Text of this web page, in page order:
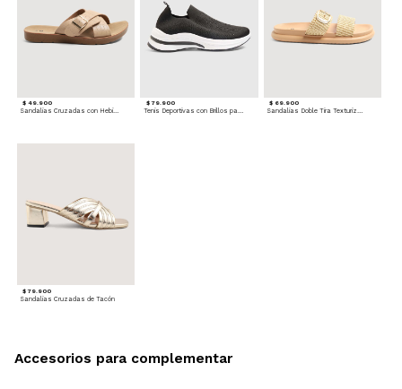
$ 49.900
Sandalias Cruzadas con Hebilla
$ 79.900
Tenis Deportivas con Brillos para mujer
$ 69.900
Sandalias Doble Tira Texturizada
$ 79.900
Sandalias Cruzadas de Tacón
Accesorios para complementar